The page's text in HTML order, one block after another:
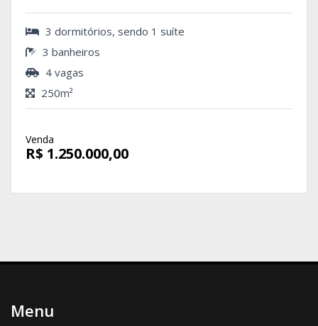
3 dormitórios, sendo 1 suíte
3 banheiros
4 vagas
250m²
Venda
R$ 1.250.000,00
Menu